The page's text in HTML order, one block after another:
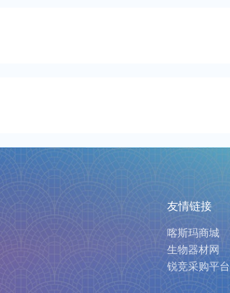
友情链接
喀斯玛商城
生物器材网
锐竞采购平台